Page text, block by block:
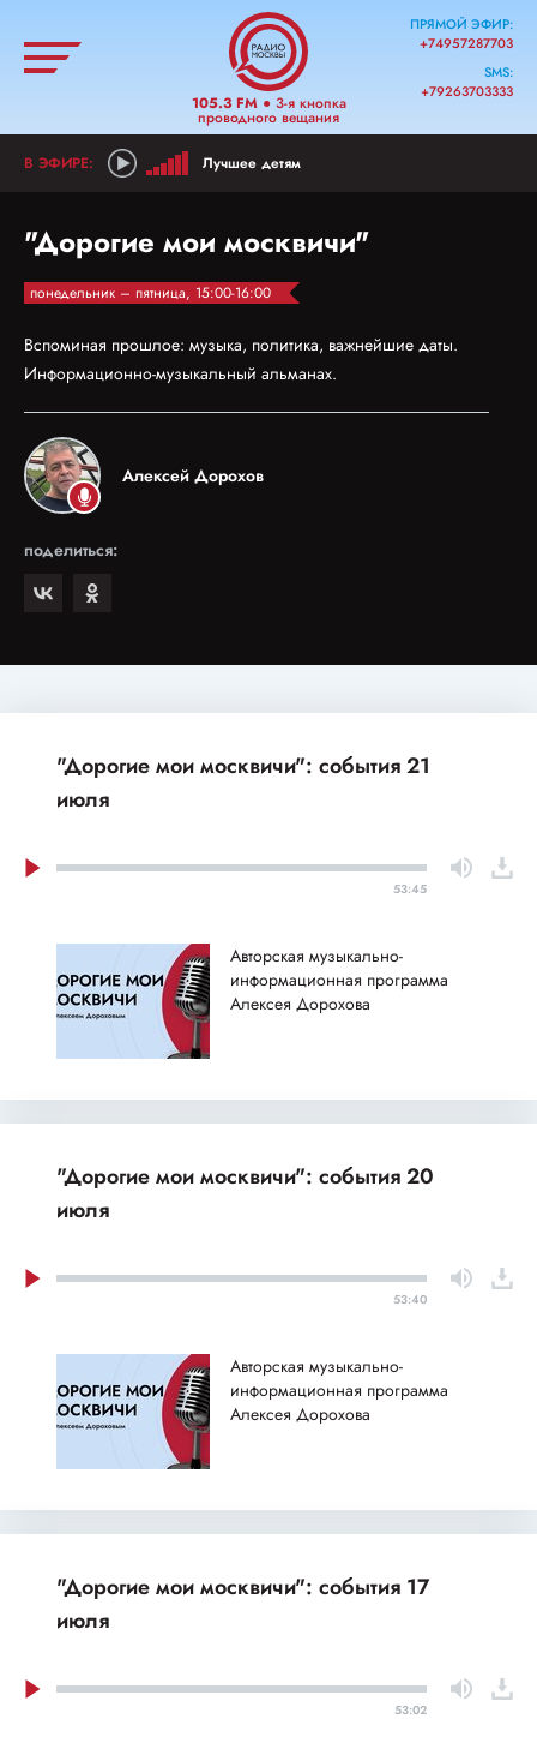
105.3 FM● 3-я кнопка
проводного вещания
ПРЯМОЙ ЭФИР:
+74957287703
SMS:
+79263703333
Лучшее детям
"Дорогие мои москвичи"
понедельник – пятница, 15:00-16:00
Вспоминая прошлое: музыка, политика, важнейшие даты.
Информационно-музыкальный альманах.
Алексей Дорохов
поделиться:
"Дорогие мои москвичи": события 21
июля
53:45
Авторская музыкально-
информационная программа
Алексея Дорохова
"Дорогие мои москвичи": события 20
июля
53:40
Авторская музыкально-
информационная программа
Алексея Дорохова
"Дорогие мои москвичи": события 17
июля
53:02